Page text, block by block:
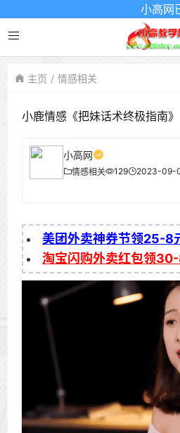
小高网已
主页 情感相关
小鹿情感《把妹话术终极指南》
小高网
情感相关 129 2023-09-
美团外卖神券节领25-8
淘宝闪购外卖红包领